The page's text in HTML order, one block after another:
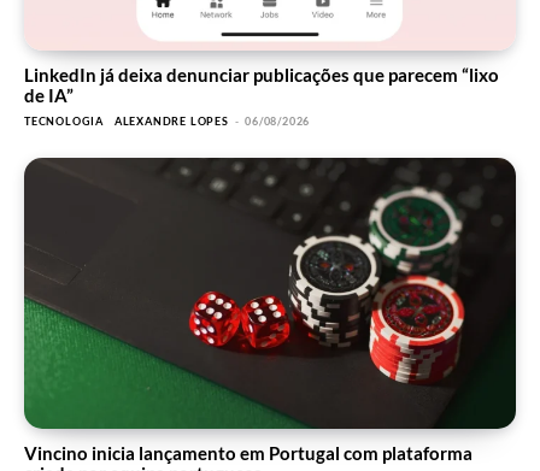
LinkedIn já deixa denunciar publicações que parecem “lixo
de IA”
TECNOLOGIA ALEXANDRE LOPES - 06/08/2026
Vincino inicia lançamento em Portugal com plataforma